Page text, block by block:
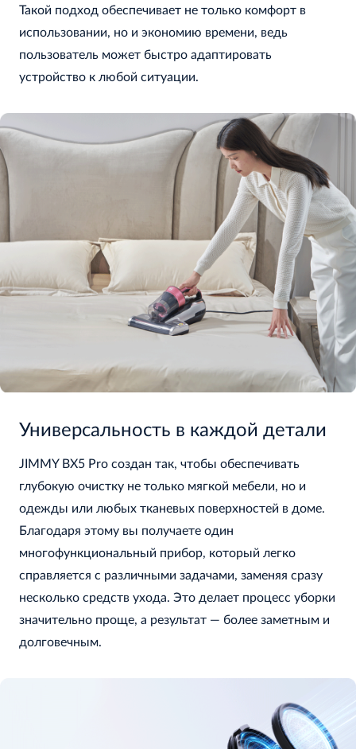
Такой подход обеспечивает не только комфорт в
использовании, но и экономию времени, ведь
пользователь может быстро адаптировать
устройство к любой ситуации.
Универсальность в каждой детали
JIMMY BX5 Pro создан так, чтобы обеспечивать
глубокую очистку не только мягкой мебели, но и
одежды или любых тканевых поверхностей в доме.
Благодаря этому вы получаете один
многофункциональный прибор, который легко
справляется с различными задачами, заменяя сразу
несколько средств ухода. Это делает процесс уборки
значительно проще, а результат — более заметным и
долговечным.